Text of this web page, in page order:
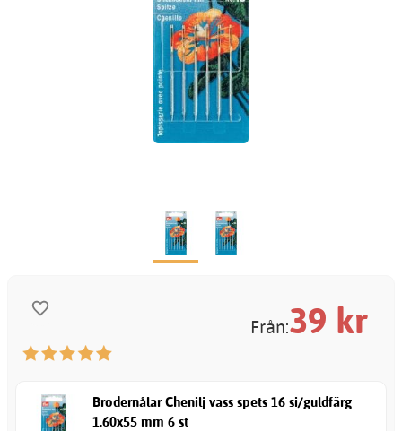
Från:39 kr
Brodernålar Chenilj vass spets 16 si/guldfärg
1.60x55 mm 6 st